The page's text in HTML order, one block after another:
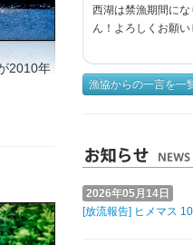
2010年
西湖は禁漁期間に
ん！よろしくお願い
漁協からの一言を一
2026年05月14日
[放流報告] ヒメマス